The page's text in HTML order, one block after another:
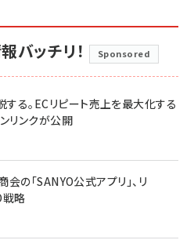
バッチリ！ Sponsored
する。ECリピート売上を最大化する
リンクが公開
の「SANYO公式アプリ」、リ
戦略